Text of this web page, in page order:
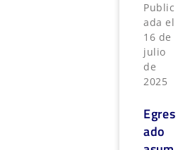
Public
ada el
16 de
julio
de
2025
Egres
ado